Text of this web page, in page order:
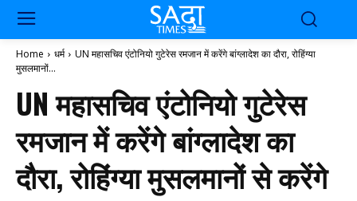
Home धर्म
UN महासचिव एंटोनियो गुटेरेस रमजान में करेंगे बांग्लादेश का दौरा, रोहिंग्या
मुसलमानों...
UN महासचिव एंटोनियो गुटेरेस
रमजान में करेंगे बांग्लादेश का
दौरा, रोहिंग्या मुसलमानों से करेंगे